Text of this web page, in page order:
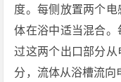
度。每侧放置两个
体在浴中适当混合
过这两个出口部分
分，流体从浴槽流向